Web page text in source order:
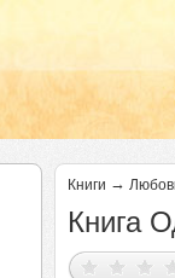
Книги →
Книга